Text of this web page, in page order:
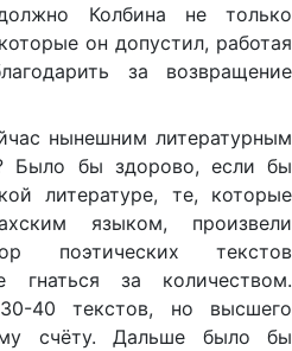
Колбина не только
он допустил, работая
за возвращение
нынешним литературным
Было бы здорово, если бы
литературе, те, которые
языком, произвели
поэтических текстов
гнаться за количеством.
40 текстов, но высшего
счёту. Дальше было бы